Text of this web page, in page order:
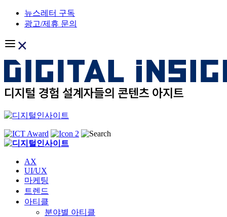
Skip
content
뉴스레터 구독
광고/제휴 문의
AX
UI/UX
마케팅
트렌드
아티클
분야별 아티클